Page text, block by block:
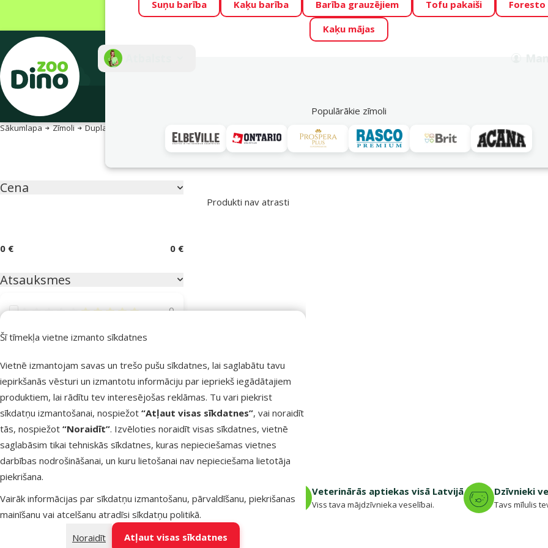
Visu mēnesi Dino Zoo piedāvā lieliskas cenas mīluļu TOP barībām! 🍖 →
Fotokonkurss “GADA ŪSAIŅI”! Varbūt tieši Tavs mīlulis būs 2027. gada
Šī tīmekļa vietne izmanto sīkdatnes
Vietnē izmantojam savas un trešo pušu sīkdatnes, lai saglabātu tavu
iepirkšanās vēsturi un izmantotu informāciju par iepriekš iegādātajiem
produktiem, lai rādītu tev interesējošas reklāmas. Tu vari piekrist
sīkdatņu izmantošanai, nospiežot “Atļaut visas sīkdatnes”, vai noraidīt
tās, nospiežot “Noraidīt”. Izvēloties noraidīt visas sīkdatnes, vietnē
saglabāsim tikai tehniskās sīkdatnes, kuras nepieciešamas vietnes
darbības nodrošināšanai, un kuru lietošanai nav nepieciešama lietotāja
piekrišana.
Vairāk informācijas par sīkdatņu izmantošanu, pārvaldīšanu, piekrišanas
mainīšanu vai atcelšanu atradīsi sīkdatņu politikā.
Noraidīt
Atļaut visas sīkdatnes
Suņu barība Kaķu barība Barība grauzējiem Tofu pakaiši
Foresto
Kaķu mājas
Populārākie zīmoli
Akciju piedāvājumi
Sākumlapa Zīmoli Dupla
Dupla
Parametriskais filtrs
Cena
0 € 0 €
Atsauksmes
Atsauksmes 100%
0
Atsauksmes 80%
Atsauksmes 40%
Atsauksmes 20%
0
Atlasītie filtri
Zīmola produkti Dupla
Produkti nav atrasti
Mūsu speciālisti vienmēr gatavi palīdzēt.
Veterinārās aptiekas visā Latvijā
Viss tava mājdzīvnieka veselībai.
Dzīvnieki
Tavs mīlulis